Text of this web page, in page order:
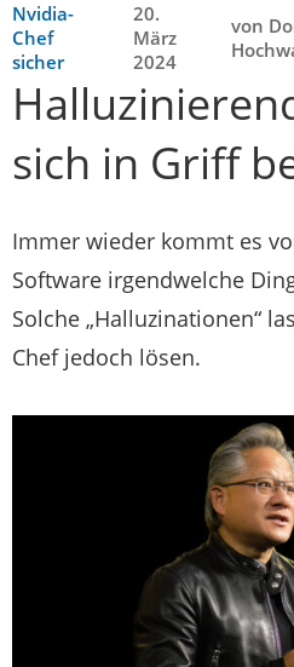
Nvidia-
Chef
sicher
20.
März
2024
von
sich in Griff
Immer wieder kommt es
Software irgendwelche
Solche „Halluzinationen“
Chef jedoch lösen.